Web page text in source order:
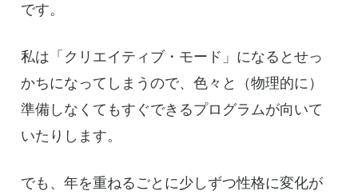
です。
私は「クリエイティブ・モード」になるとせっ
かちになってしまうので、色々と（物理的に）
準備しなくてもすぐできるプログラムが向いて
いたりします。
でも、年を重ねるごとに少しずつ性格に変化が